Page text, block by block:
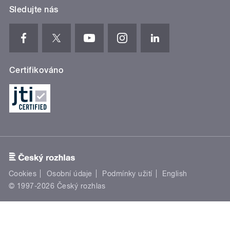
Sledujte nás
Certifikováno
Cookies Osobní údaje Podmínky užití
English
© 1997-2026 Český rozhlas